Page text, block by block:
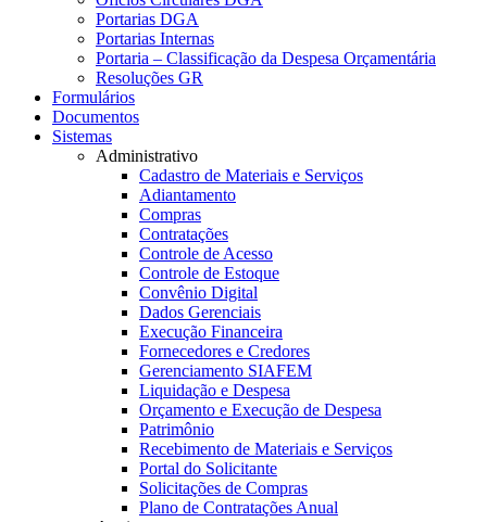
Portarias DGA
Portarias Internas
Portaria – Classificação da Despesa Orçamentária
Resoluções GR
Formulários
Documentos
Sistemas
Administrativo
Cadastro de Materiais e Serviços
Adiantamento
Compras
Contratações
Controle de Acesso
Controle de Estoque
Convênio Digital
Dados Gerenciais
Execução Financeira
Fornecedores e Credores
Gerenciamento SIAFEM
Liquidação e Despesa
Orçamento e Execução de Despesa
Patrimônio
Recebimento de Materiais e Serviços
Portal do Solicitante
Solicitações de Compras
Plano de Contratações Anual